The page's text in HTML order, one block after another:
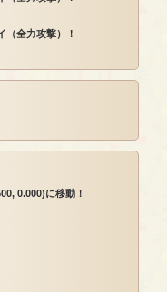
（全力攻撃）！
0.000)に移動！